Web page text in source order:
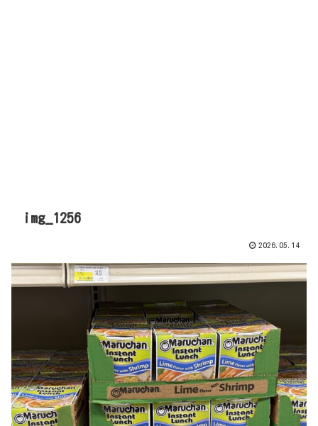
img_1256
2026.05.14